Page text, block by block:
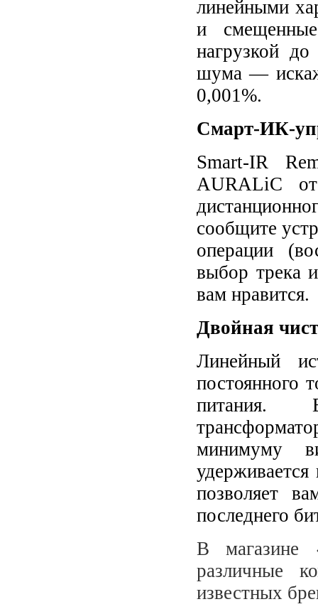
линейными
и
нагрузкой
шума —
0,001%.
Смарт-ИК-
Smart-IR
AURALiC
сообщите
операции
выбор трека
вам нравится.
Двойная
Линейный
постоянного
питания.
минимуму
позволяет
последнего
В магазине
различные
известных